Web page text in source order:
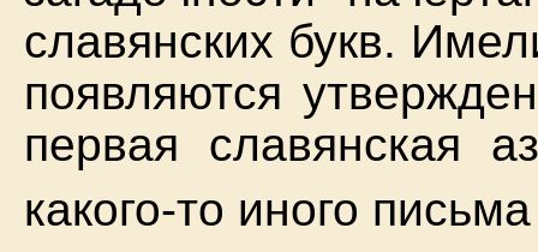
славянских букв.
появляются
первая славянская
какого-то иного